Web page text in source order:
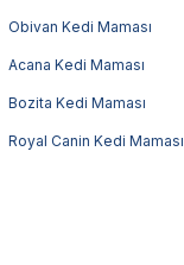
Obivan Kedi Maması
Acana Kedi Maması
Bozita Kedi Maması
Royal Canin Kedi Maması